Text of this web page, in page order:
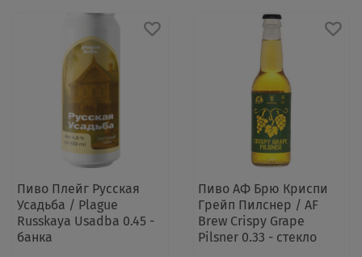
Пиво Плейг Русская
Усадьба / Plague
Russkaya Usadba 0.45 -
банка
Пиво АФ Брю Криспи
Грейп Пилснер / AF
Brew Crispy Grape
Pilsner 0.33 - стекло